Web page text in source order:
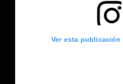
Ver esta publicación